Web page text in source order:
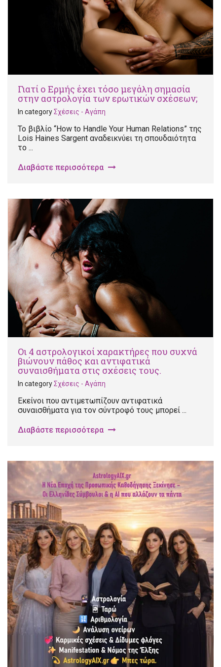
Γιατί ο Ερμής έχει τόσο μεγάλη σημασία
στην αστρολογία των ερωτικών σχέσεων;
In categoryΣχέσεις - Αγάπη
Το βιβλίο “How to Handle Your Human Relations” της
Lois Haines Sargent αναδεικνύει τη σπουδαιότητα
το ...
Διαβάστε περισσότερα
Οι 4 αστρολογικοί χαρακτήρες που συχνά
βιώνουν πάθος και αντιφατικά
συναισθήματα στις σχέσεις τους.
In categoryΣχέσεις - Αγάπη
Εκείνοι που αντιμετωπίζουν αντιφατικά
συναισθήματα για τον σύντροφό τους μπορεί ...
Διαβάστε περισσότερα